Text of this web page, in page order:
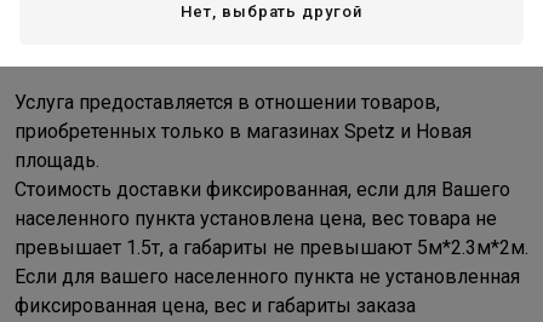
Услуга предоставляется в отношении товаров,
приобретенных только в магазинах Spetz и Новая
площадь.
Стоимость доставки фиксированная, если для Вашего
населенного пункта установлена цена, вес товара не
превышает 1.5т, а габариты не превышают 5м*2.3м*2м.
Если для вашего населенного пункта не установленная
фиксированная цена, вес и габариты заказа
Нет, выбрать другой